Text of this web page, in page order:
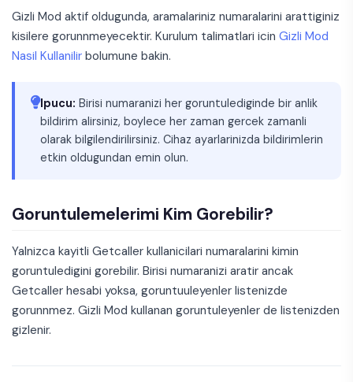
Gizli Mod aktif oldugunda, aramalariniz numaralarini arattiginiz
kisilere gorunnmeyecektir. Kurulum talimatlari icin Gizli Mod
Nasil Kullanilir bolumune bakin.
Ipucu: Birisi numaranizi her goruntulediginde bir anlik
bildirim alirsiniz, boylece her zaman gercek zamanli
olarak bilgilendirilirsiniz. Cihaz ayarlarinizda bildirimlerin
etkin oldugundan emin olun.
Goruntulemelerimi Kim Gorebilir?
Yalnizca kayitli Getcaller kullanicilari numaralarini kimin
goruntuledigini gorebilir. Birisi numaranizi aratir ancak
Getcaller hesabi yoksa, goruntuuleyenler listenizde
gorunnmez. Gizli Mod kullanan goruntuleyenler de listenizden
gizlenir.